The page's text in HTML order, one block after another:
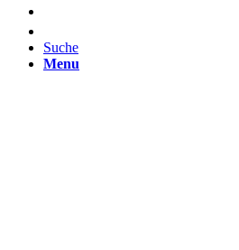
Suche
Menu